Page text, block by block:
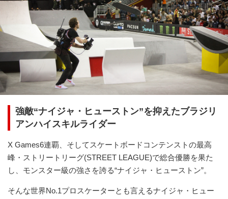
強敵“ナイジャ・ヒューストン”を抑えたブラジリ
アンハイスキルライダー
X Games6連覇、そしてスケートボードコンテンストの最高
峰・ストリートリーグ(STREET LEAGUE)で総合優勝を果た
し、モンスター級の強さを誇る“ナイジャ・ヒューストン”。
そんな世界No.1プロスケーターとも言えるナイジャ・ヒュー